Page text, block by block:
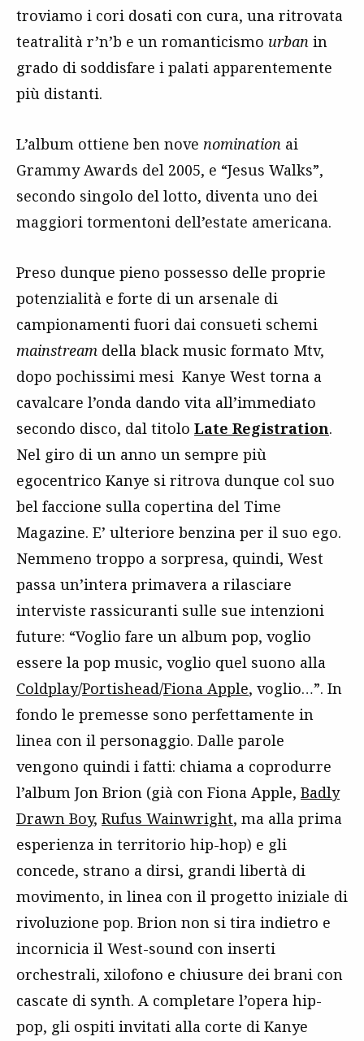
troviamo i cori dosati con cura, una ritrovata
teatralità r’n’b e un romanticismo urban in
grado di soddisfare i palati apparentemente
più distanti.
L’album ottiene ben nove nomination ai
Grammy Awards del 2005, e “Jesus Walks”,
secondo singolo del lotto, diventa uno dei
maggiori tormentoni dell’estate americana.
Preso dunque pieno possesso delle proprie
potenzialità e forte di un arsenale di
campionamenti fuori dai consueti schemi
mainstream della black music formato Mtv,
dopo pochissimi mesi Kanye West torna a
cavalcare l’onda dando vita all’immediato
secondo disco, dal titolo Late Registration.
Nel giro di un anno un sempre più
egocentrico Kanye si ritrova dunque col suo
bel faccione sulla copertina del Time
Magazine. E’ ulteriore benzina per il suo ego.
Nemmeno troppo a sorpresa, quindi, West
passa un’intera primavera a rilasciare
interviste rassicuranti sulle sue intenzioni
future: “Voglio fare un album pop, voglio
essere la pop music, voglio quel suono alla
Coldplay/Portishead/Fiona Apple, voglio…”. In
fondo le premesse sono perfettamente in
linea con il personaggio. Dalle parole
vengono quindi i fatti: chiama a coprodurre
l’album Jon Brion (già con Fiona Apple, Badly
Drawn Boy, Rufus Wainwright, ma alla prima
esperienza in territorio hip-hop) e gli
concede, strano a dirsi, grandi libertà di
movimento, in linea con il progetto iniziale di
rivoluzione pop. Brion non si tira indietro e
incornicia il West-sound con inserti
orchestrali, xilofono e chiusure dei brani con
cascate di synth. A completare l’opera hip-
pop, gli ospiti invitati alla corte di Kanye